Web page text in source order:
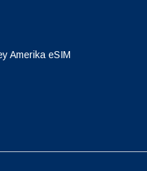
Amerika eSIM